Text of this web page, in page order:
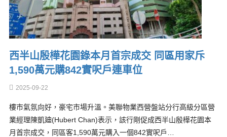
西半山殷樺花園錄本月首宗成交 同區用家斥
1,590萬元購842實呎戶連車位
2025-09-22
樓市氣氛向好，豪宅市場升溫。美聯物業西營盤站分行高級分區營
業經理陳凱廸(Hubert Chan)表示，該行剛促成西半山殷樺花園本
月首宗成交，同區客1,590萬元購入一個842實呎戶…